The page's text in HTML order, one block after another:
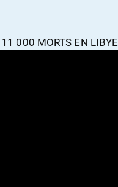
000 MORTS EN LIBYE